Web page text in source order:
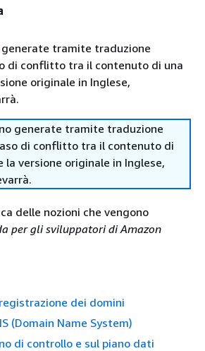
generate tramite traduzione
di conflitto tra il contenuto di una
originale in Inglese,
generate tramite traduzione
di conflitto tra il contenuto di
la versione originale in Inglese,
delle nozioni che vengono
per gli sviluppatori di Amazon
dei domini
(Domain Name System)
di controllo e sul piano dati